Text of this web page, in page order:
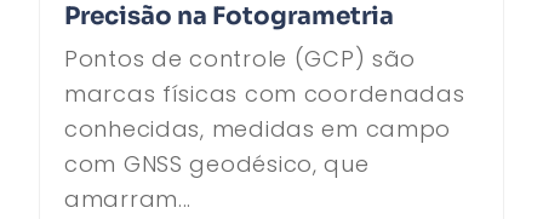
Precisão na Fotogrametria
Pontos de controle (GCP) são
marcas físicas com coordenadas
conhecidas, medidas em campo
com GNSS geodésico, que
amarram...